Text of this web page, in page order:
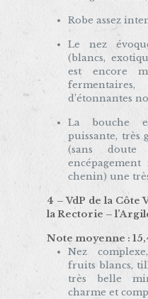
Robe assez
Le nez
(blancs,
est encore
d’étonnantes
La bouche
puissante, très
(sans
chenin) une
4 – VdP de la
la Rectorie –
Note moyenne :
Nez
fruits blancs,
très belle
charme et